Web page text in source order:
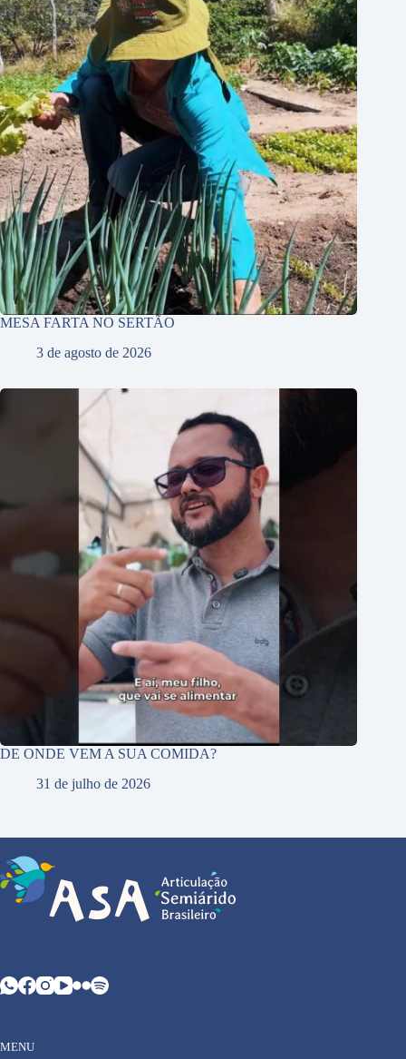
MESA FARTA NO SERTÃO
3 de agosto de 2026
DE ONDE VEM A SUA COMIDA?
31 de julho de 2026
MENU